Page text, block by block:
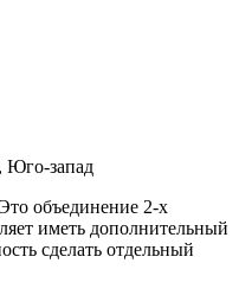
Юго-запад
объединение 2-х
иметь дополнительный
сделать отдельный